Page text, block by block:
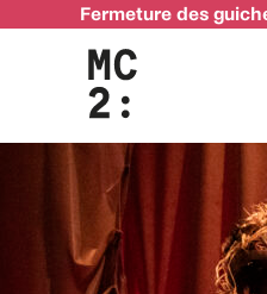
Fermeture des